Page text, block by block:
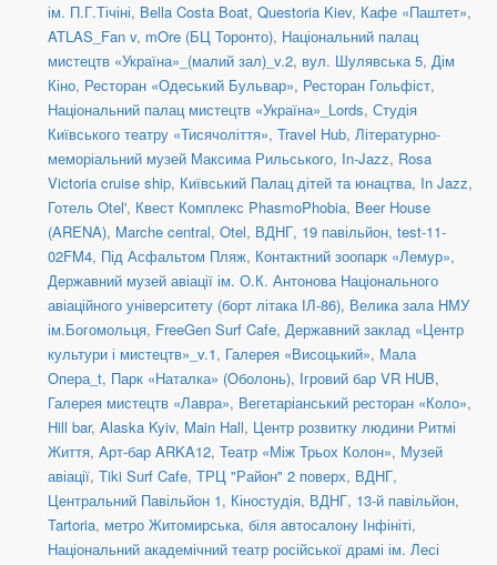
ім. П.Г.Тічіні, Bella Costa Boat, Questoria Kiev, Кафе «Паштет»,
ATLAS_Fan v, mOre (БЦ Торонто), Національний палац
мистецтв «Україна»_(малий зал)_v.2, вул. Шулявська 5, Дім
Кіно, Ресторан «Одеський Бульвар», Ресторан Гольфіст,
Національний палац мистецтв «Україна»_Lords, Студія
Київського театру «Тисячоліття», Travel Hub, Літературно-
меморіальний музей Максима Рильського, In-Jazz, Rosa
Victoria cruise ship, Київський Палац дітей та юнацтва, In Jazz,
Готель Otel', Квест Комплекс PhasmoPhobia, Beer House
(ARENA), Marche central, Otel, ВДНГ, 19 павільйон, test-11-
02FM4, Під Асфальтом Пляж, Контактний зоопарк «Лемур»,
Державний музей авіації ім. О.К. Антонова Національного
авіаційного університету (борт літака ІЛ-86), Велика зала НМУ
ім.Богомольця, FreeGen Surf Cafe, Державний заклад «Центр
культури і мистецтв»_v.1, Галерея «Висоцький», Мала
Опера_t, Парк «Наталка» (Оболонь), Ігровий бар VR HUB,
Галерея мистецтв «Лавра», Вегетаріанський ресторан «Коло»,
Hill bar, Alaska Kyiv, Main Hall, Центр розвитку людини Ритмі
Життя, Арт-бар ARKA12, Театр «Між Трьох Колон», Музей
авіації, Tiki Surf Cafe, ТРЦ "Район" 2 поверх, ВДНГ,
Центральний Павільйон 1, Кіностудія, ВДНГ, 13-й павільйон,
Tartoria, метро Житомирська, біля автосалону Інфініті,
Національний академічний театр російської драмі ім. Лесі